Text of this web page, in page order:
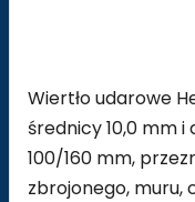
Wiertło udarowe
średnicy 10,0 mm i
100/160 mm,
zbrojonego, muru,